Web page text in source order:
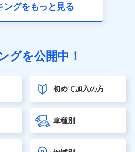
）
会社（https://neofirst.co.jp/）
社（https://www.taiju-life.co.jp）
険株式会社
ングをもっと見る
グを公開中！
初めて加入の方
車種別